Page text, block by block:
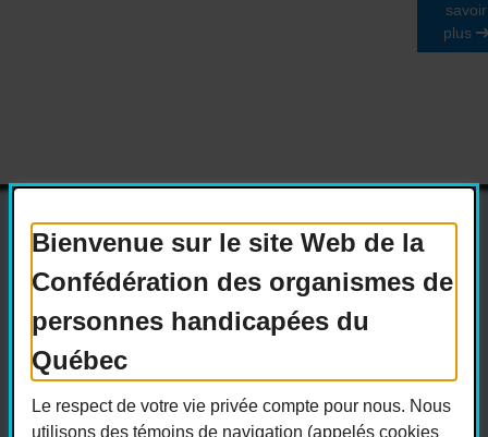
Bienvenue sur le site Web de la
Confédération des organismes de
personnes handicapées du
Québec
Le respect de votre vie privée compte pour nous. Nous
utilisons des témoins de navigation (appelés cookies
savoir
plus
Actualités
Devenir membre
Nous joindre
Nous recrutons
Guide sur l’accessibilité universelle